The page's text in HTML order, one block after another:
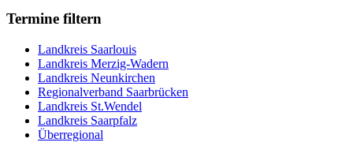
Termine filtern
Landkreis Saarlouis
Landkreis Merzig-Wadern
Landkreis Neunkirchen
Regionalverband Saarbrücken
Landkreis St.Wendel
Landkreis Saarpfalz
Überregional